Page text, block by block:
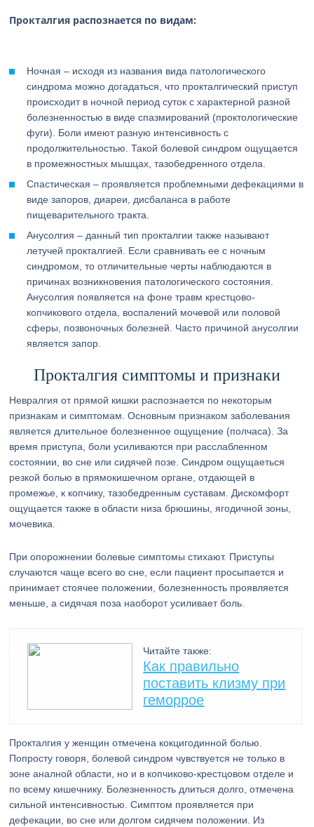
Прокталгия распознается по видам:
Ночная – исходя из названия вида патологического
синдрома можно догадаться, что прокталгический приступ
происходит в ночной период суток с характерной разной
болезненностью в виде спазмирований (проктологические
фуги). Боли имеют разную интенсивность с
продолжительностью. Такой болевой синдром ощущается
в промежностных мышцах, тазобедренного отдела.
Спастическая – проявляется проблемными дефекациями в
виде запоров, диареи, дисбаланса в работе
пищеварительного тракта.
Анусолгия – данный тип прокталгии также называют
летучей прокталгией. Если сравнивать ее с ночным
синдромом, то отличительные черты наблюдаются в
причинах возникновения патологического состояния.
Анусолгия появляется на фоне травм крестцово-
копчикового отдела, воспалений мочевой или половой
сферы, позвоночных болезней. Часто причиной анусолгии
является запор.
Прокталгия симптомы и признаки
Невралгия от прямой кишки распознается по некоторым
признакам и симптомам. Основным признаком заболевания
является длительное болезненное ощущение (полчаса). За
время приступа, боли усиливаются при расслабленном
состоянии, во сне или сидячей позе. Синдром ощущаеться
резкой болью в прямокишечном органе, отдающей в
промежье, к копчику, тазобедренным суставам. Дискомфорт
ощущается также в области низа брюшины, ягодичной зоны,
мочевика.
При опорожнении болевые симптомы стихают. Приступы
случаются чаще всего во сне, если пациент просыпается и
принимает стоячее положении, болезненность проявляется
меньше, а сидячая поза наоборот усиливает боль.
Читайте также:
Как правильно
поставить клизму при
геморрое
Прокталгия у женщин отмечена кокцигодинной болью.
Попросту говоря, болевой синдром чувствуется не только в
зоне аналной области, но и в копчиково-крестцовом отделе и
по всему кишечнику. Болезненность длиться долго, отмечена
сильной интенсивностью. Симптом проявляется при
дефекации, во сне или долгом сидячем положении. Из